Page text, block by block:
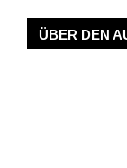
ÜBER DEN